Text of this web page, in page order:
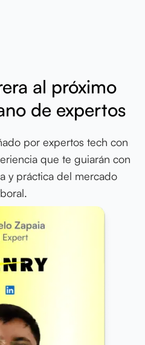
al próximo
de expertos
por expertos tech con
que te guiarán con
y práctica del mercado